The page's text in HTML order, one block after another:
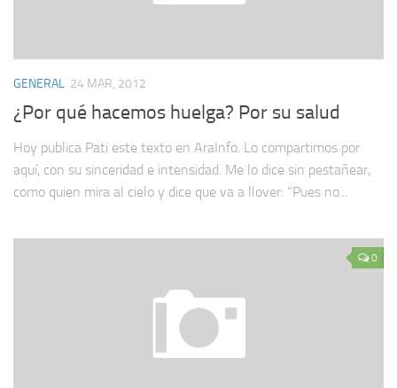
GENERAL 24 MAR, 2012
¿Por qué hacemos huelga? Por su salud
Hoy publica Pati este texto en AraInfo. Lo compartimos por
aquí, con su sinceridad e intensidad. Me lo dice sin pestañear,
como quien mira al cielo y dice que va a llover: “Pues no...
0